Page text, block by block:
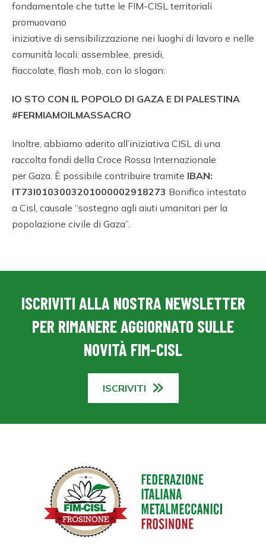
fondamentale che tutte le FIM-CISL territoriali
promuovano
iniziative di sensibilizzazione nei luoghi di lavoro e nelle
comunità locali: assemblee, presidi,
fiaccolate, flash mob, con lo slogan:
IO STO CON IL POPOLO DI GAZA E DI PALESTINA
#FERMIAMOILMASSACRO
Inoltre, abbiamo aderito all’iniziativa CISL di una
raccolta fondi della Croce Rossa Internazionale
per Gaza. È possibile contribuire tramite IBAN:
IT73I0103003201000002918273 Bonifico intestato
a Cisl, causale “sostegno agli aiuti umanitari per la
popolazione civile di Gaza”.
ISCRIVITI ALLA NOSTRA NEWSLETTER
PER RIMANERE AGGIORNATO SULLE
NOVITÀ FIM-CISL
ISCRIVITI